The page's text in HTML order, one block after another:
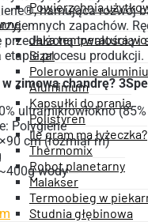
Powierzchnia
Jaka temperatura
Sizal
Polerowanie
Aluminium
Kapsułki do prania
Polistyren
Ile gram ma łyżeczka?
Thermomix
Robot planetarny
Malakser
Termoobieg w
Studnia głębinowa
hamująca rozwój
zapachów.
trwałością i
procesu produkcji.
ultramikrowłókno
Polygiene
cm (rozmiar m)
wody